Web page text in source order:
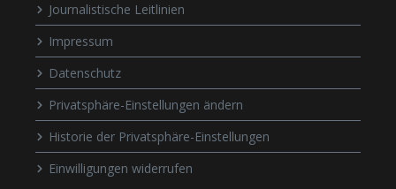
Journalistische Leitlinien
Impressum
Datenschutz
Privatsphäre-Einstellungen ändern
Historie der Privatsphäre-Einstellungen
Einwilligungen widerrufen